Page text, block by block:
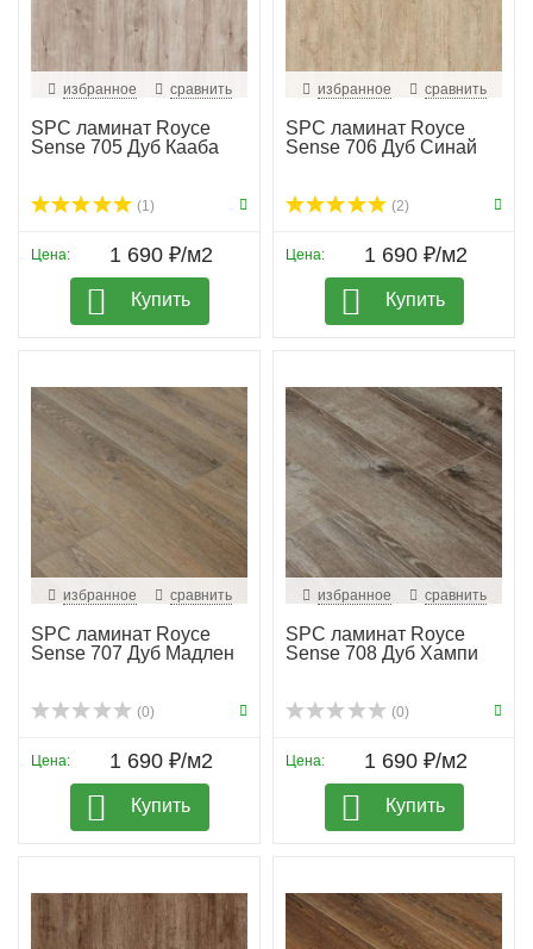
избранное сравнить
SPC ламинат Royce
Sense 705 Дуб Кааба
(1)
Цена: 1 690 ₽/м2
Купить
избранное сравнить
SPC ламинат Royce
Sense 706 Дуб Синай
(2)
Цена: 1 690 ₽/м2
Купить
избранное сравнить
SPC ламинат Royce
Sense 707 Дуб Мадлен
(0)
Цена: 1 690 ₽/м2
Купить
избранное сравнить
SPC ламинат Royce
Sense 708 Дуб Хампи
(0)
Цена: 1 690 ₽/м2
Купить